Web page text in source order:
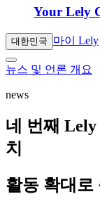
Your Lely
대한민국 마이 Lely
뉴스 및 언론 개요
news
네 번째
치
활동 확대로